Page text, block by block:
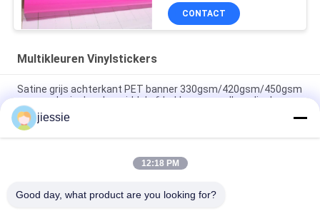
CONTACT
Multikleuren Vinylstickers
Satine grijs achterkant PET banner 330gsm/420gsm/450gsm
voor ecologisch oplosmiddel afdrukken voor roll-up displays
Glanzende / matte kartonnen verpakking vinyl kleefstof
vensterfilm pvc sticker kleur snij vinyl
De glanzende/Verschillende Kleuren van Matte Color Cutting
jiessie
12:18 PM
Good day, what product are you looking for?